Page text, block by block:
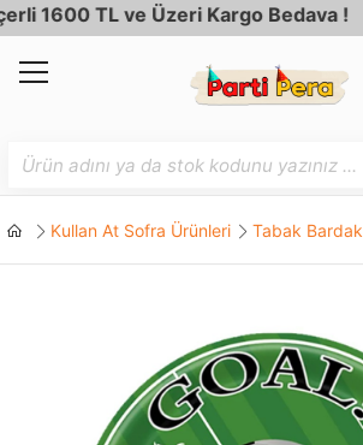
TL ve Üzeri Kargo Bedava !
Kullan At Sofra Ürünleri Tabak Bardak